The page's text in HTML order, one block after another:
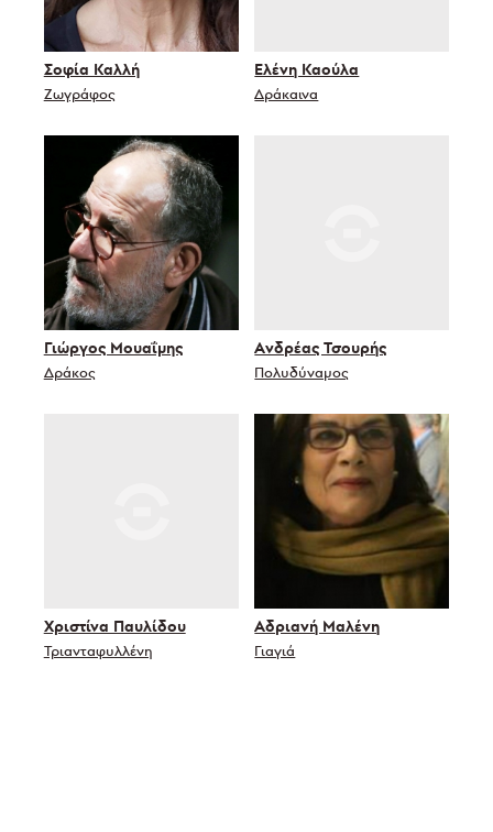
Σοφία Καλλή
Ζωγράφος
Ελένη Καούλα
Δράκαινα
Γιώργος Μουαΐμης
Δράκος
Ανδρέας Τσουρής
Πολυδύναμος
Χριστίνα Παυλίδου
Τριανταφυλλένη
Αδριανή Μαλένη
Γιαγιά